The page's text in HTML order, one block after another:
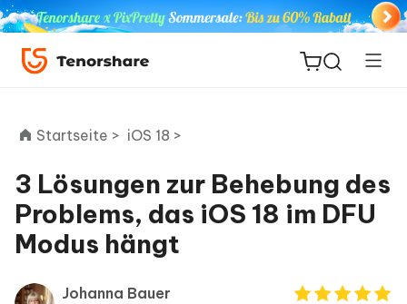
ReiBoot
for iOS
PDF
Neu
Startseite > iOS 18 >
3 Lösungen zur Behebung des
Problems, das iOS 18 im DFU
Modus hängt
Johanna Bauer